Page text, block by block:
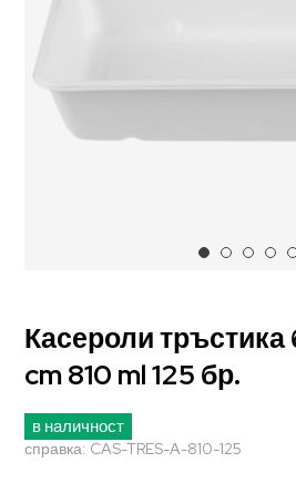
Касероли тръстика
cm 810 ml 125 бр.
в наличност
справка: CAS-TRES-A-810-125